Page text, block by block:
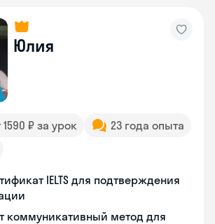
Юлия
1590 ₽ за урок
23 года опыта
IELTS для подтверждения
коммуникативный метод для